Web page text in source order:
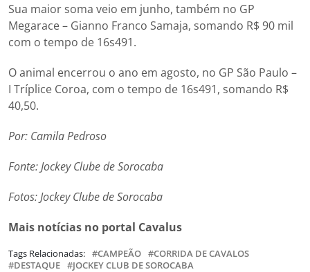
Sua maior soma veio em junho, também no GP
Megarace – Gianno Franco Samaja, somando R$ 90 mil
com o tempo de 16s491.
O animal encerrou o ano em agosto, no GP São Paulo –
I Tríplice Coroa, com o tempo de 16s491, somando R$
40,50.
Por: Camila Pedroso
Fonte: Jockey Clube de Sorocaba
Fotos:Jockey Clube de Sorocaba
Mais notícias no portal Cavalus
Tags Relacionadas: CAMPEÃO
CORRIDA DE CAVALOS
DESTAQUE
JOCKEY CLUB DE SOROCABA